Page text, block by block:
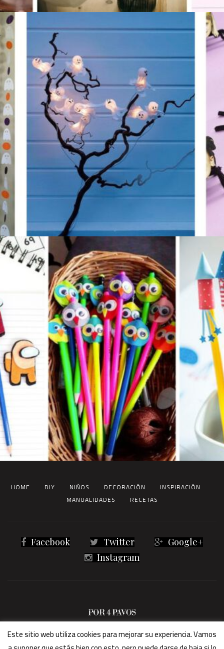
HOME DIY NIÑOS DECORACIÓN
INSPIRACIÓN
MANUALIDADES
RECETAS
Facebook Twitter
Google+
Instagram
® 2023 Por4Pavos -Términos legales
Este sitio web utiliza cookies para mejorar su experiencia. Vamos